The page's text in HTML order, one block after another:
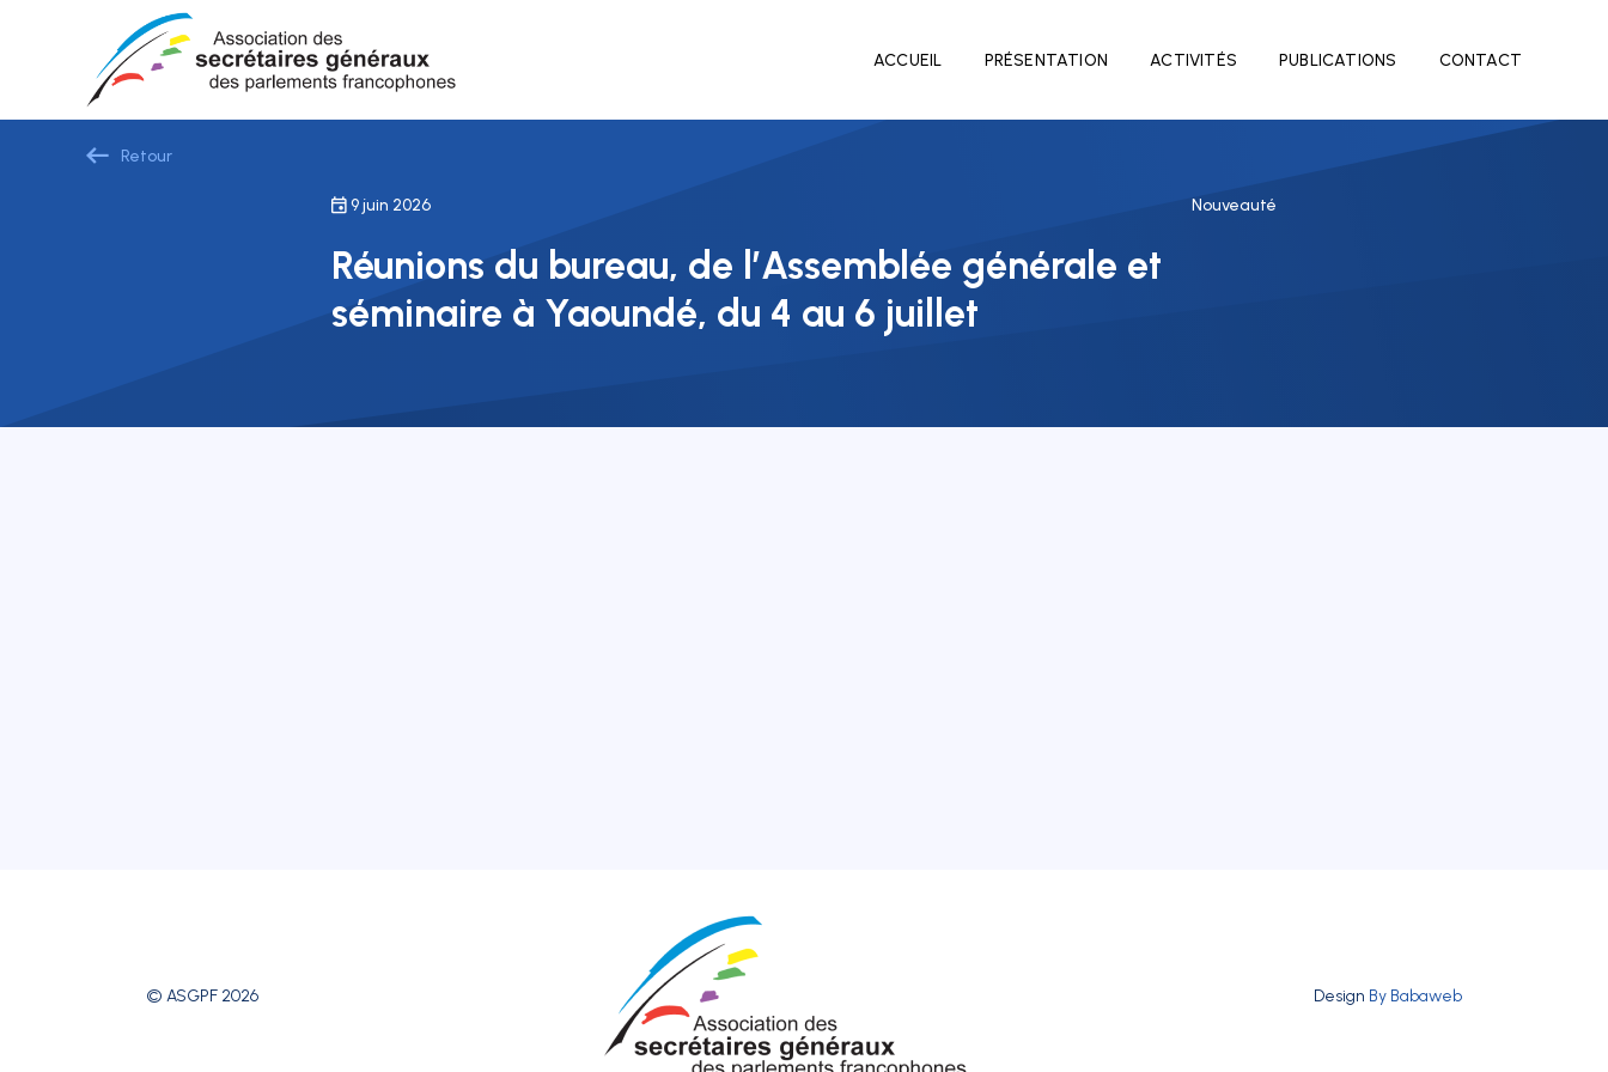
ACCUEIL PRÉSENTATION ACTIVITÉS PUBLICATIONS CONTACT
Retour
9 juin 2026 Nouveauté
Réunions du bureau, de l’Assemblée générale et
séminaire à Yaoundé, du 4 au 6 juillet
© ASGPF 2026 Design By Babaweb